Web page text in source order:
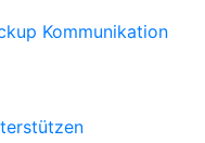
Kommunikation